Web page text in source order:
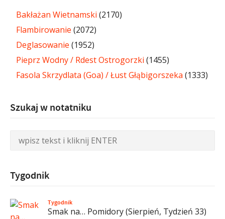
Bakłażan Wietnamski (2170)
Flambirowanie (2072)
Deglasowanie (1952)
Pieprz Wodny / Rdest Ostrogorzki (1455)
Fasola Skrzydlata (Goa) / Łust Głąbigorszeka (1333)
Szukaj w notatniku
Tygodnik
Tygodnik
Smak na… Pomidory (Sierpień, Tydzień 33)